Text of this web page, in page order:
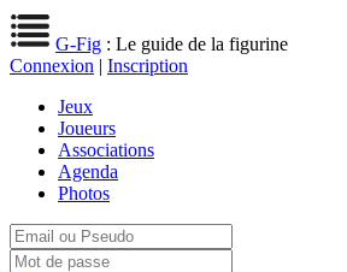
G-Fig : Le guide de la figurine
Connexion | Inscription
Jeux
Joueurs
Associations
Agenda
Photos